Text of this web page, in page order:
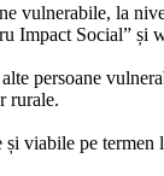
vulnerabile, la
Impact Social”
persoane
rurale.
viabile pe